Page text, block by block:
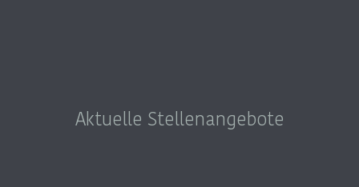
Aktuelle Stellenangebote